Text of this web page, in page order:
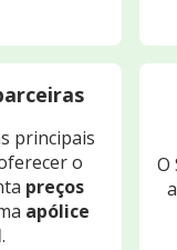
principais
o
preços
apólice
.
O